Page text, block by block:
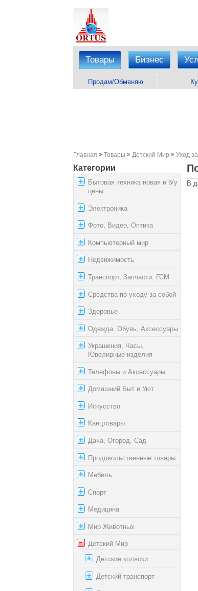
Товары Бизнес
Продам/Обменяю
Главная » Товары » Детский Мир » Уход
Категории
Бытовая техника новая и б/у
цены
Электроника
Фото, Видео, Оптика
Компьютерный мир
Недвижимость
Транспорт, Запчасти, ГСМ
Средства по уходу за собой
Здоровье
Одежда, Обувь, Аксессуары
Украшения, Часы,
Ювелирные изделия
Телефоны и Аксессуары
Домашний Быт и Уют
Искусство
Канцтовары
Дача, Огород, Сад
Продовольственные товары
Мебель
Спорт
Медицина
Мир Животных
Детский Мир
Детские коляски
Детский транспорт
В